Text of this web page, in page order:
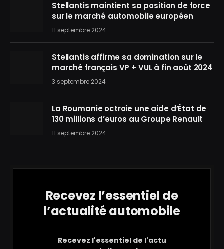
Stellantis maintient sa position de force
sur le marché automobile européen
11 septembre 2024
Stellantis affirme sa domination sur le
marché français VP + VUL à fin août 2024
3 septembre 2024
La Roumanie octroie une aide d’État de
130 millions d’euros au Groupe Renault
11 septembre 2024
Recevez l’essentiel de
l’actualité automobile
Recevez l'essentiel de l'actu